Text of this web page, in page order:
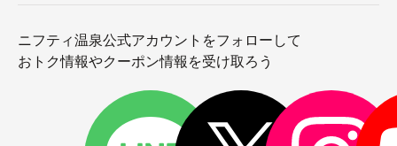
ニフティ温泉公式アカウントをフォローして
おトク情報やクーポン情報を受け取ろう